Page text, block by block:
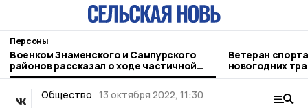
Персоны
Военком Знаменского и Сампурского
районов рассказал о ходе частичной
мобилизации и о подготовке к осеннему
призыву
Ветеран
новогодних
Общество 13 октября 2022, 11:30